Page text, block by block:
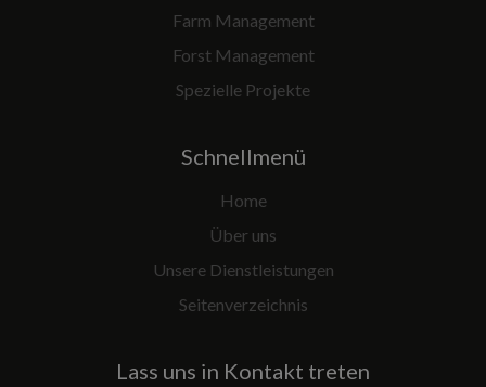
Farm Management
Forst Management
Spezielle Projekte
Schnellmenü
Home
Über uns
Unsere Dienstleistungen
Seitenverzeichnis
Lass uns in Kontakt treten